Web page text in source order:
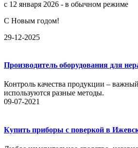
с 12 января 2026 - в обычном режиме
С Новым годом!
29-12-2025
Производитель оборудования для
Контроль качества продукции –
используются разные методы.
09-07-2021
Купить приборы с поверкой в